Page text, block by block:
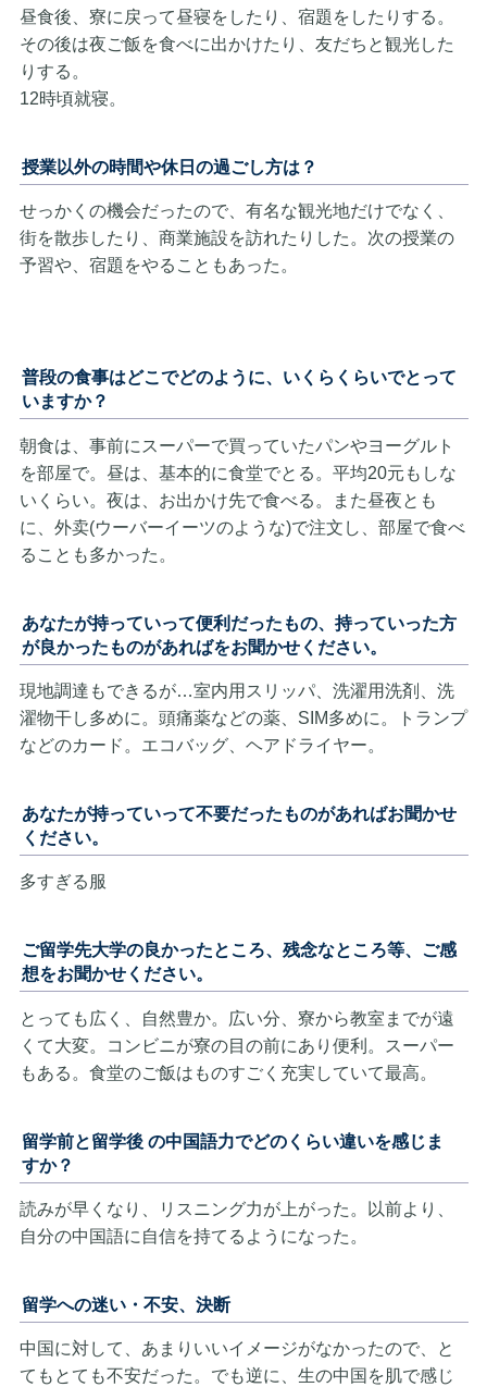
昼食後、寮に戻って昼寝をしたり、宿題をしたりする。
その後は夜ご飯を食べに出かけたり、友だちと観光した
りする。
12時頃就寝。
授業以外の時間や休日の過ごし方は？
せっかくの機会だったので、有名な観光地だけでなく、
街を散歩したり、商業施設を訪れたりした。次の授業の
予習や、宿題をやることもあった。
普段の食事はどこでどのように、いくらくらいでとって
いますか？
朝食は、事前にスーパーで買っていたパンやヨーグルト
を部屋で。昼は、基本的に食堂でとる。平均20元もしな
いくらい。夜は、お出かけ先で食べる。また昼夜とも
に、外卖(ウーバーイーツのような)で注文し、部屋で食べ
ることも多かった。
あなたが持っていって便利だったもの、持っていった方
が良かったものがあればをお聞かせください。
現地調達もできるが…室内用スリッパ、洗濯用洗剤、洗
濯物干し多めに。頭痛薬などの薬、SIM多めに。トランプ
などのカード。エコバッグ、ヘアドライヤー。
あなたが持っていって不要だったものがあればお聞かせ
ください。
多すぎる服
ご留学先大学の良かったところ、残念なところ等、ご感
想をお聞かせください。
とっても広く、自然豊か。広い分、寮から教室までが遠
くて大変。コンビニが寮の目の前にあり便利。スーパー
もある。食堂のご飯はものすごく充実していて最高。
留学前と留学後 の中国語力でどのくらい違いを感じま
すか？
読みが早くなり、リスニング力が上がった。以前より、
自分の中国語に自信を持てるようになった。
留学への迷い・不安、決断
中国に対して、あまりいいイメージがなかったので、と
てもとても不安だった。でも逆に、生の中国を肌で感じ